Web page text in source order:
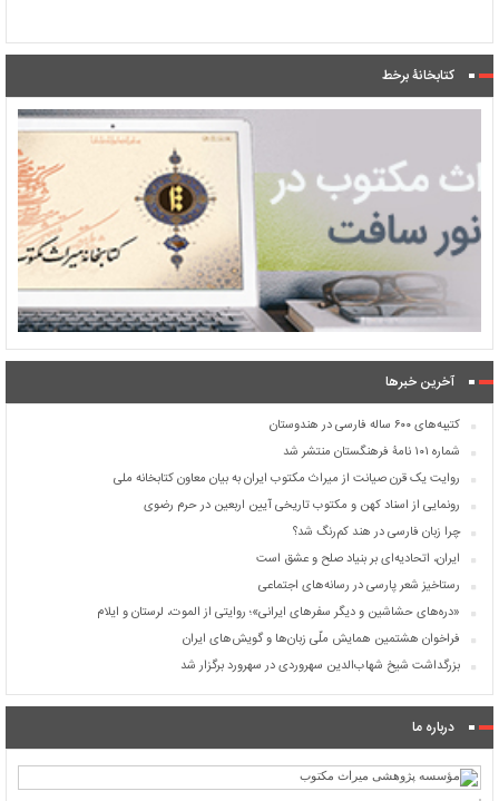
کتابخانۀ برخط
آخرین خبرها
کتیبه‌های ۶۰۰ ساله فارسی در هندوستان
شماره ۱۰۱ نامۀ فرهنگستان منتشر شد
روایت یک قرن صیانت از میراث مکتوب ایران به بیان معاون کتابخانه ملی
رونمایی از اسناد کهن و مکتوب تاریخی آیین اربعین در حرم رضوی
چرا زبان فارسی در هند کم‌رنگ شد؟
ایران، اتحادیه‌ای بر بنیاد صلح و عشق است
رستاخیز شعر پارسی در رسانه‌های اجتماعی
«دره‌های حشاشین و دیگر سفرهای ایرانی»؛ روایتی از الموت، لرستان و ایلام
فراخوان هشتمین همایش ملّی زبان‌ها و گویش‌های ایران
بزرگداشت شیخ شهاب‌الدین سهروردی در سهرورد برگزار شد
درباره ما